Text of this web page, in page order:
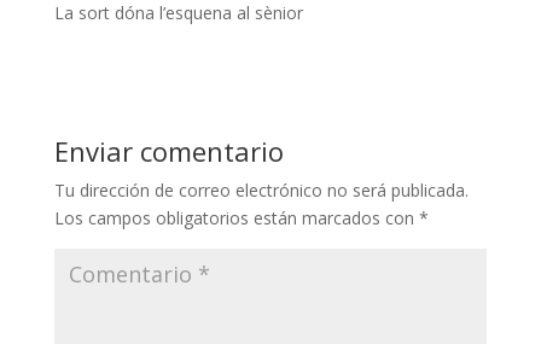
La sort dóna l’esquena al sènior
Enviar comentario
Tu dirección de correo electrónico no será publicada.
Los campos obligatorios están marcados con *